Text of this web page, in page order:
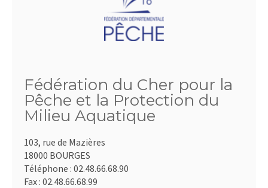
Fédération du Cher pour la
Pêche et la Protection du
Milieu Aquatique
103, rue de Mazières
18000 BOURGES
Téléphone : 02.48.66.68.90
Fax : 02.48.66.68.99